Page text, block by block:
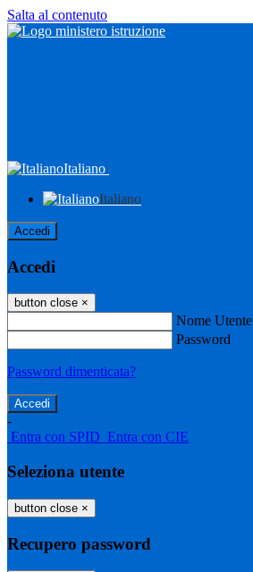
Salta al contenuto
Italiano
Italiano
Accedi
Accedi
button close ×
Nome Utente
Password
Password dimenticata?
-
Entra con SPID Entra con CIE
Seleziona utente
button close ×
Recupero password